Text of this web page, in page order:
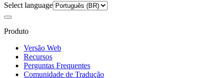
Select language
Produto
Versão Web
Recursos
Perguntas Frequentes
Comunidade de Tradução